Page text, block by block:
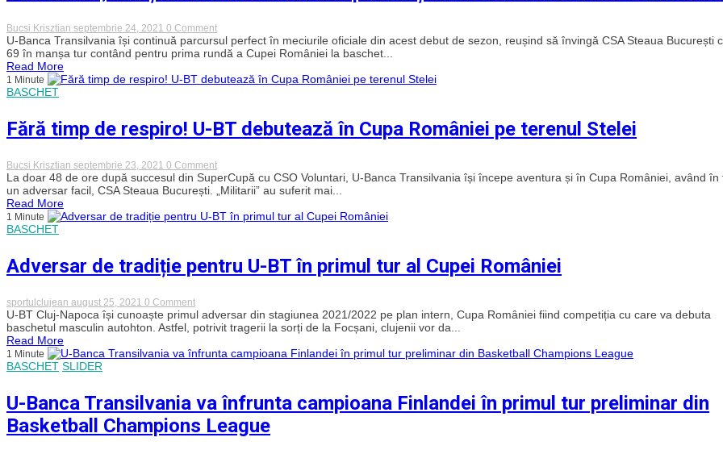
„Ne-
făcut
treaba”
Bucsi Krisztian septembrie 24, 2021 0 Commenton
Calificarea,
tranșată
în
măsură
U-
BT
trecut
de
CSA
Steaua
U-Banca Transilvania își continuă parcursul perfect în meciurile oficiale din acest debut de sezon, reușind să învingă CSA Steaua București
69 în manșa tur contând pentru prima rundă a Cupei României la baschet...
Read More
1 Minute
BASCHET
Fără timp de respiro! U-BT debutează în Cupa României pe terenul Stelei
Bucsi Krisztian septembrie 23, 2021 0 Commenton
Fără
timp
de
U-
Cupa
României
Stelei
La doar 48 de ore după succesul din SuperCupă cu CSO Voluntari, U-Banca Transilvania își începe aventura și în Cupa României, având în
un adversar facil, CSA Steaua București. „Militarii” au suferit mai...
Read More
1 Minute
BASCHET
Adversar de tradiție pentru U-BT în primul tur al Cupei României
sportulclujean august 25, 2021 0 Commenton
Adversar
de
tradiție
U-
tur
al
Cupei
României
U-BT Cluj-Napoca își cunoaște primul adversar din stagiunea 2021/2022 pe plan intern, Cupa României fiind competiția cu care va debuta
baschetul masculin autohton. Astfel, potrivit tragerii la sorți de la Focșani, clujenii vor da...
Read More
1 Minute
BASCHET SLIDER
U-Banca Transilvania va înfrunta campioana Finlandei în primul tur preliminar din
Basketball Champions League